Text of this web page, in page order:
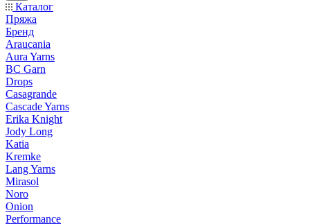
Каталог
Пряжа
Бренд
Araucania
Aura Yarns
BC Garn
Drops
Casagrande
Cascade Yarns
Erika Knight
Jody Long
Katia
Kremke
Lang Yarns
Mirasol
Noro
Onion
Performance